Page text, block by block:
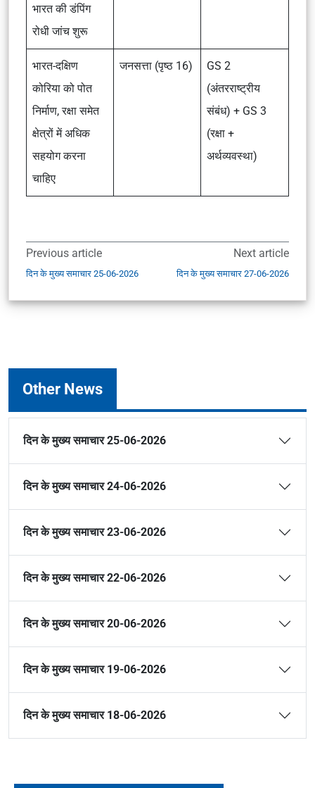
भारत की डंपिंग
रोधी जांच शुरू
भारत-दक्षिण
कोरिया को पोत
निर्माण, रक्षा समेत
क्षेत्रों में अधिक
सहयोग करना
चाहिए
जनसत्ता (पृष्ठ 16)
GS 2
(अंतरराष्ट्रीय
संबंध) + GS 3
(रक्षा +
अर्थव्यवस्था)
Previous article
दिन के मुख्य समाचार 25-06-2026
Next article
दिन के मुख्य समाचार 27-06-2026
Other News
दिन के मुख्य समाचार 25-06-2026
दिन के मुख्य समाचार 24-06-2026
दिन के मुख्य समाचार 23-06-2026
दिन के मुख्य समाचार 22-06-2026
दिन के मुख्य समाचार 20-06-2026
दिन के मुख्य समाचार 19-06-2026
दिन के मुख्य समाचार 18-06-2026